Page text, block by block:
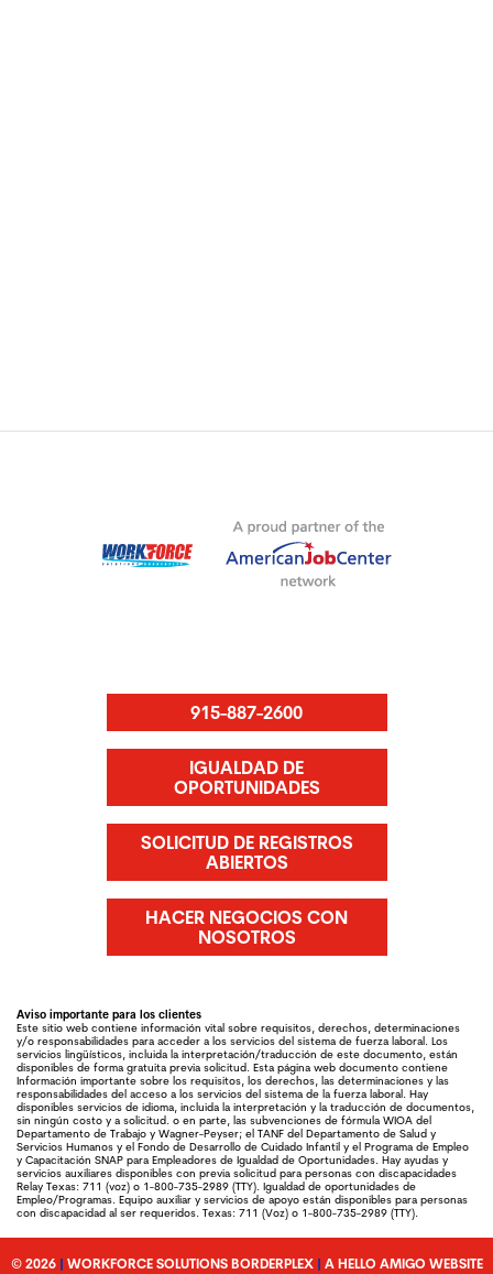
915-887-2600
IGUALDAD DE
OPORTUNIDADES
SOLICITUD DE REGISTROS
ABIERTOS
HACER NEGOCIOS CON
NOSOTROS
Aviso importante para los clientes
Este sitio web contiene información vital sobre requisitos, derechos, determinaciones
y/o responsabilidades para acceder a los servicios del sistema de fuerza laboral. Los
servicios lingüísticos, incluida la interpretación/traducción de este documento, están
disponibles de forma gratuita previa solicitud. Esta página web documento contiene
Información importante sobre los requisitos, los derechos, las determinaciones y las
responsabilidades del acceso a los servicios del sistema de la fuerza laboral. Hay
disponibles servicios de idioma, incluida la interpretación y la traducción de documentos,
sin ningún costo y a solicitud. o en parte, las subvenciones de fórmula WIOA del
Departamento de Trabajo y Wagner-Peyser; el TANF del Departamento de Salud y
Servicios Humanos y el Fondo de Desarrollo de Cuidado Infantil y el Programa de Empleo
y Capacitación SNAP para Empleadores de Igualdad de Oportunidades. Hay ayudas y
servicios auxiliares disponibles con previa solicitud para personas con discapacidades
Relay Texas: 711 (voz) o 1-800-735-2989 (TTY). Igualdad de oportunidades de
Empleo/Programas. Equipo auxiliar y servicios de apoyo están disponibles para personas
con discapacidad al ser requeridos. Texas: 711 (Voz) o 1-800-735-2989 (TTY).
© 2026 | WORKFORCE SOLUTIONS BORDERPLEX | A HELLO AMIGO WEBSITE